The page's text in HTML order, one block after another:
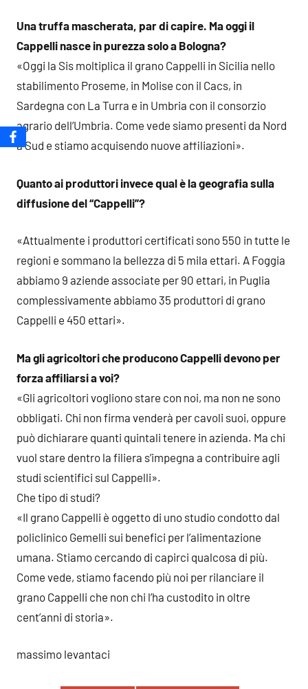
Una truffa mascherata, par di capire. Ma oggi il
Cappelli nasce in purezza solo a Bologna?
«Oggi la Sis moltiplica il grano Cappelli in Sicilia nello
stabilimento Proseme, in Molise con il Cacs, in
Sardegna con La Turra e in Umbria con il consorzio
agrario dell’Umbria. Come vede siamo presenti da Nord
a Sud e stiamo acquisendo nuove affiliazioni».
Quanto ai produttori invece qual è la geografia sulla
diffusione del “Cappelli”?
«Attualmente i produttori certificati sono 550 in tutte le
regioni e sommano la bellezza di 5 mila ettari. A Foggia
abbiamo 9 aziende associate per 90 ettari, in Puglia
complessivamente abbiamo 35 produttori di grano
Cappelli e 450 ettari».
Ma gli agricoltori che producono Cappelli devono per
forza affiliarsi a voi?
«Gli agricoltori vogliono stare con noi, ma non ne sono
obbligati. Chi non firma venderà per cavoli suoi, oppure
può dichiarare quanti quintali tenere in azienda. Ma chi
vuol stare dentro la filiera s’impegna a contribuire agli
studi scientifici sul Cappelli».
Che tipo di studi?
«Il grano Cappelli è oggetto di uno studio condotto dal
policlinico Gemelli sui benefici per l’alimentazione
umana. Stiamo cercando di capirci qualcosa di più.
Come vede, stiamo facendo più noi per rilanciare il
grano Cappelli che non chi l’ha custodito in oltre
cent’anni di storia».
massimo levantaci